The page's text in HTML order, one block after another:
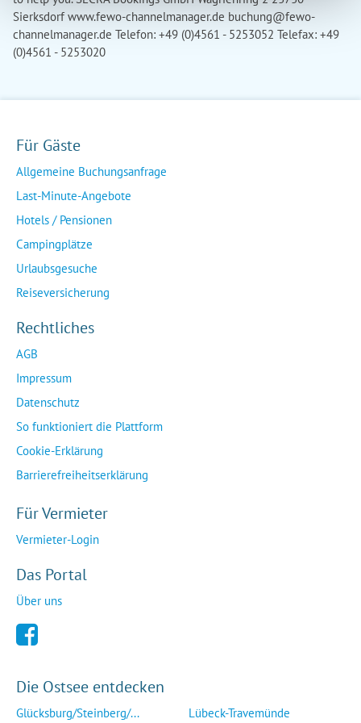
Sierksdorf www.fewo-channelmanager.de buchung@fewo-
channelmanager.de Telefon: +49 (0)4561 - 5253052 Telefax: +49
(0)4561 - 5253020
Für Gäste
Allgemeine Buchungsanfrage
Last-Minute-Angebote
Hotels / Pensionen
Campingplätze
Urlaubsgesuche
Reiseversicherung
Rechtliches
AGB
Impressum
Datenschutz
So funktioniert die Plattform
Cookie-Erklärung
Barrierefreiheitserklärung
Für Vermieter
Vermieter-Login
Das Portal
Über uns
Die Ostsee entdecken
Glücksburg/Steinberg/... Lübeck-Travemünde